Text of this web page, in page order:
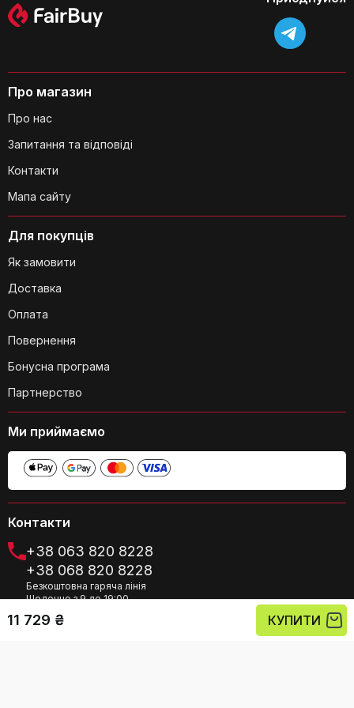
11 729 ₴ КУПИТИ
Який тип охолоджуючої рідини
використовується в цій машині для
приготування льоду?
Чи можна регулювати розмір кубиків
льоду?
Як довго триває процес
самоочищення?
Контакти
+38 063 820 8228
+38 068 820 8228
Безкоштовна гаряча лінія
Щоденно з 9 до 19:00
Контактний email
Для покупців
Як замовити
Доставка
Оплата
Повернення
Бонусна програма
Партнерство
Про магазин
Про нас
Запитання та відповіді
Контакти
Мапа сайту
Ми приймаємо